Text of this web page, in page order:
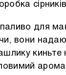
для
вони
киньте